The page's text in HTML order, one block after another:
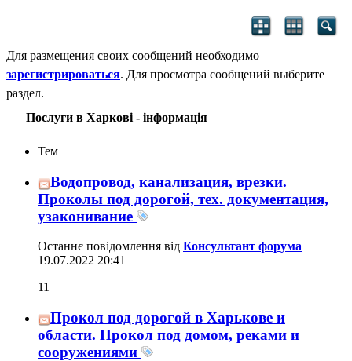
Для размещения своих сообщений необходимо
зарегистрироваться. Для просмотра сообщений выберите
раздел.
Послуги в Харкові - інформація
Тем
Водопровод, канализация, врезки.
Проколы под дорогой, тех. документация,
узаконивание
Останнє повідомлення від Консультант форума
19.07.2022 20:41
11
Прокол под дорогой в Харькове и
области. Прокол под домом, реками и
сооружениями